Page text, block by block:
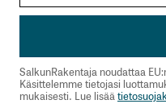
SalkunRakentaja noudattaa
Käsittelemme tietojasi
mukaisesti. Lue lisää